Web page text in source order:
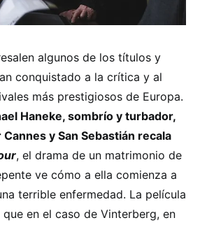
algunos de los títulos y
conquistado a la crítica y al
más prestigiosos de Europa.
Haneke, sombrío y turbador,
y San Sebastián recala
, el drama de un matrimonio de
ve cómo a ella comienza a
terrible enfermedad. La película
en el caso de Vinterberg, en